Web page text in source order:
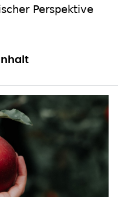
Perspektive